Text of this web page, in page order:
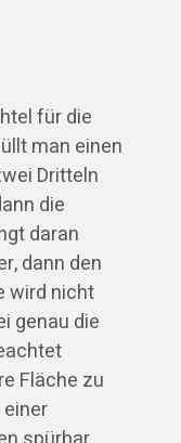
für die
man einen
Dritteln
die
daran
dann den
wird nicht
genau die
Fläche zu